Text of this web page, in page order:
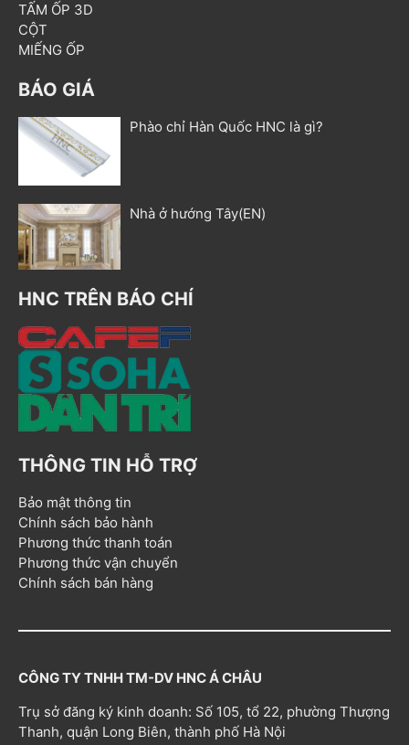
TẤM ỐP 3D
CỘT
MIẾNG ỐP
BÁO GIÁ
Phào chỉ Hàn Quốc HNC là gì?
Nhà ở hướng Tây(EN)
HNC TRÊN BÁO CHÍ
THÔNG TIN HỖ TRỢ
Bảo mật thông tin
Chính sách bảo hành
Phương thức thanh toán
Phương thức vận chuyển
Chính sách bán hàng
CÔNG TY TNHH TM-DV HNC Á CHÂU
Trụ sở đăng ký kinh doanh: Số 105, tổ 22, phường Thượng
Thanh, quận Long Biên, thành phố Hà Nội